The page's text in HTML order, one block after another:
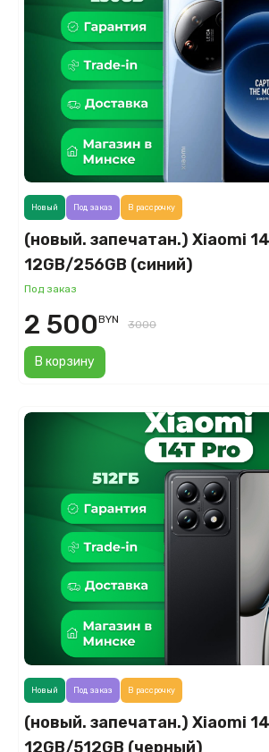
(новый. запечатан.) Xiaomi
12GB/256GB (синий)
Под заказ
В корзину
Новый Под заказ В рассрочку
2 500BYN 3000
(новый. запечатан.) Xiaomi
12GB/512GB (черный)
Новый Под заказ В рассрочку